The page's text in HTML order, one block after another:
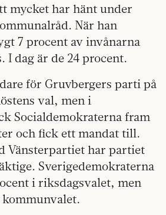
mycket har hänt under
När han
7 procent av invånarna
I dag är de 24 procent.
för Gruvbergers parti på
val, men i
Socialdemokraterna fram
och fick ett mandat till.
Vänsterpartiet har partiet
Sverigedemokraterna
i riksdagsvalet, men
kommunvalet.